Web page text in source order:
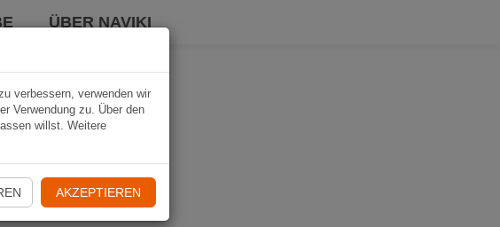
ÜBER NAVIKI
verbessern, verwenden wir
Verwendung zu. Über den
willst. Weitere
AKZEPTIEREN